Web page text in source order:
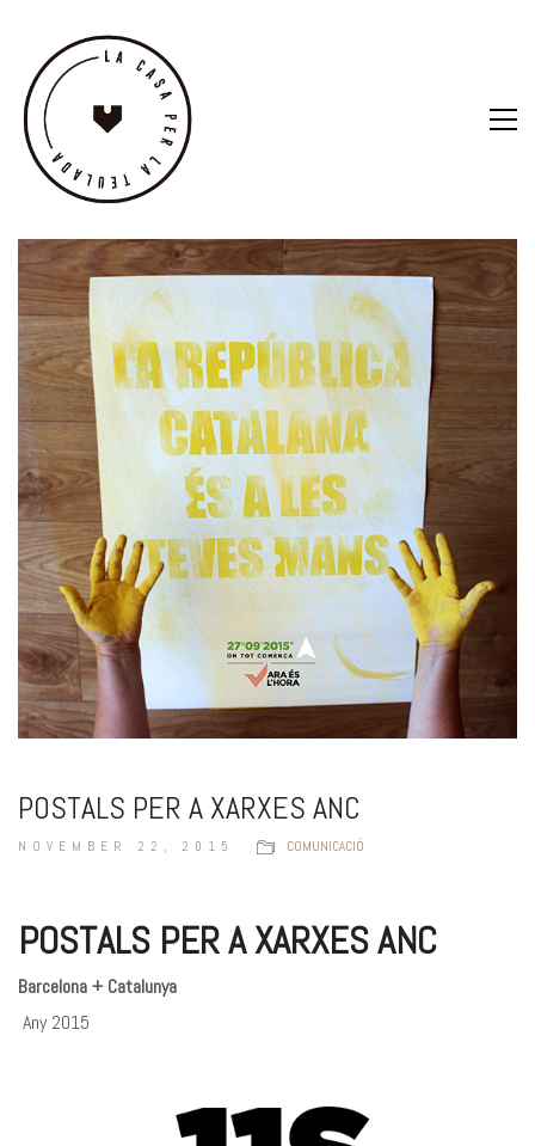
POSTALS PER A XARXES ANC
NOVEMBER 22, 2015 COMUNICACIÓ
POSTALS PER A XARXES ANC
Barcelona + Catalunya
Any 2015